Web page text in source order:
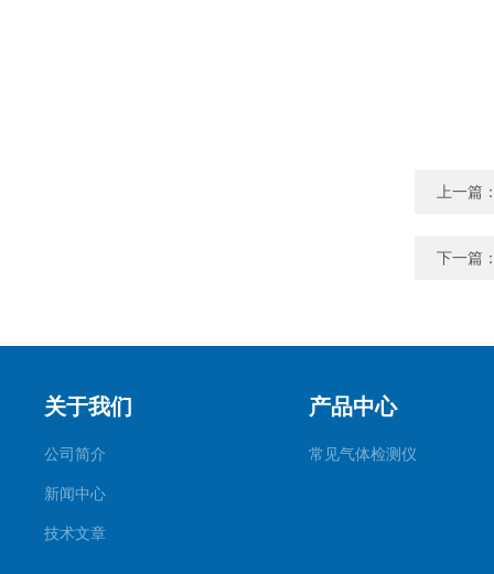
上一篇
下一篇
关于我们
公司简介
新闻中心
技术文章
产品中心
常见气体检测仪